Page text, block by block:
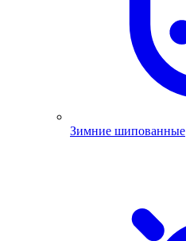
Зимние шипованные